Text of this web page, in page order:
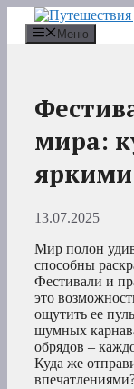
Перейти
содержимому
Меню
мира:
13.07.2025
Мир полон
способны
Фестивали и
это
ощутить ее
шумных
обрядов –
Куда же